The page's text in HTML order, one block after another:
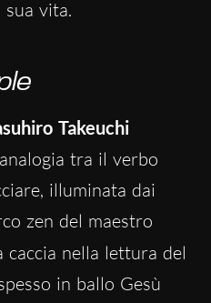
vita.
Takeuchi
tra il verbo
illuminata dai
zen del maestro
caccia nella lettura del
in ballo Gesù